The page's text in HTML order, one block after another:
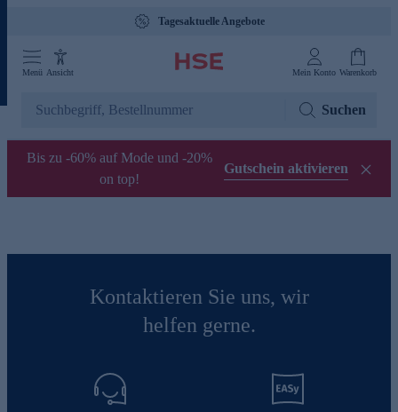
Tagesaktuelle Angebote
Menü Ansicht Mein Konto Warenkorb
Suchen
Bis zu -60% auf Mode und -20%
on top!
Gutschein aktivieren
Kontaktieren Sie uns, wir
helfen gerne.